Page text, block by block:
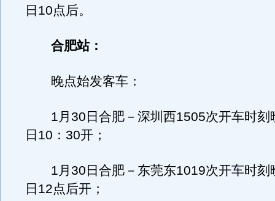
日10点后。
合肥站：
晚点始发客车：
1月30日合肥－深圳西1505次开车时刻
日10：30开；
1月30日合肥－东莞东1019次开车时刻
日12点后开；